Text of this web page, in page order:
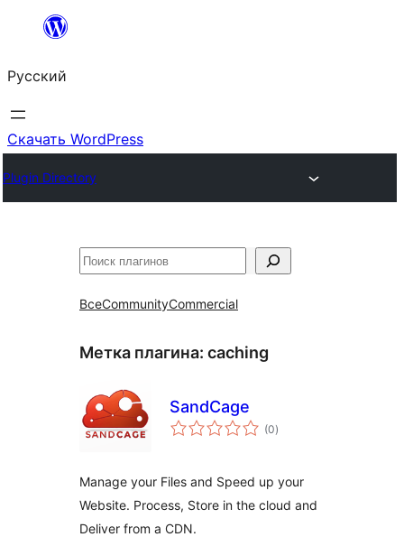
Перейти
содержимому
Русский
Скачать WordPress
Plugin Directory
Поиск
ВсеCommunityCommercial
Метка плагина: caching
SandCage
(0общий
рейтинг
)
Manage your Files and Speed up your
Website. Process, Store in the cloud and
Deliver from a CDN.